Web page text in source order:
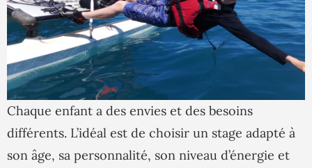
Chaque enfant a des envies et des besoins
différents. L’idéal est de choisir un stage adapté à
son âge, sa personnalité, son niveau d’énergie et